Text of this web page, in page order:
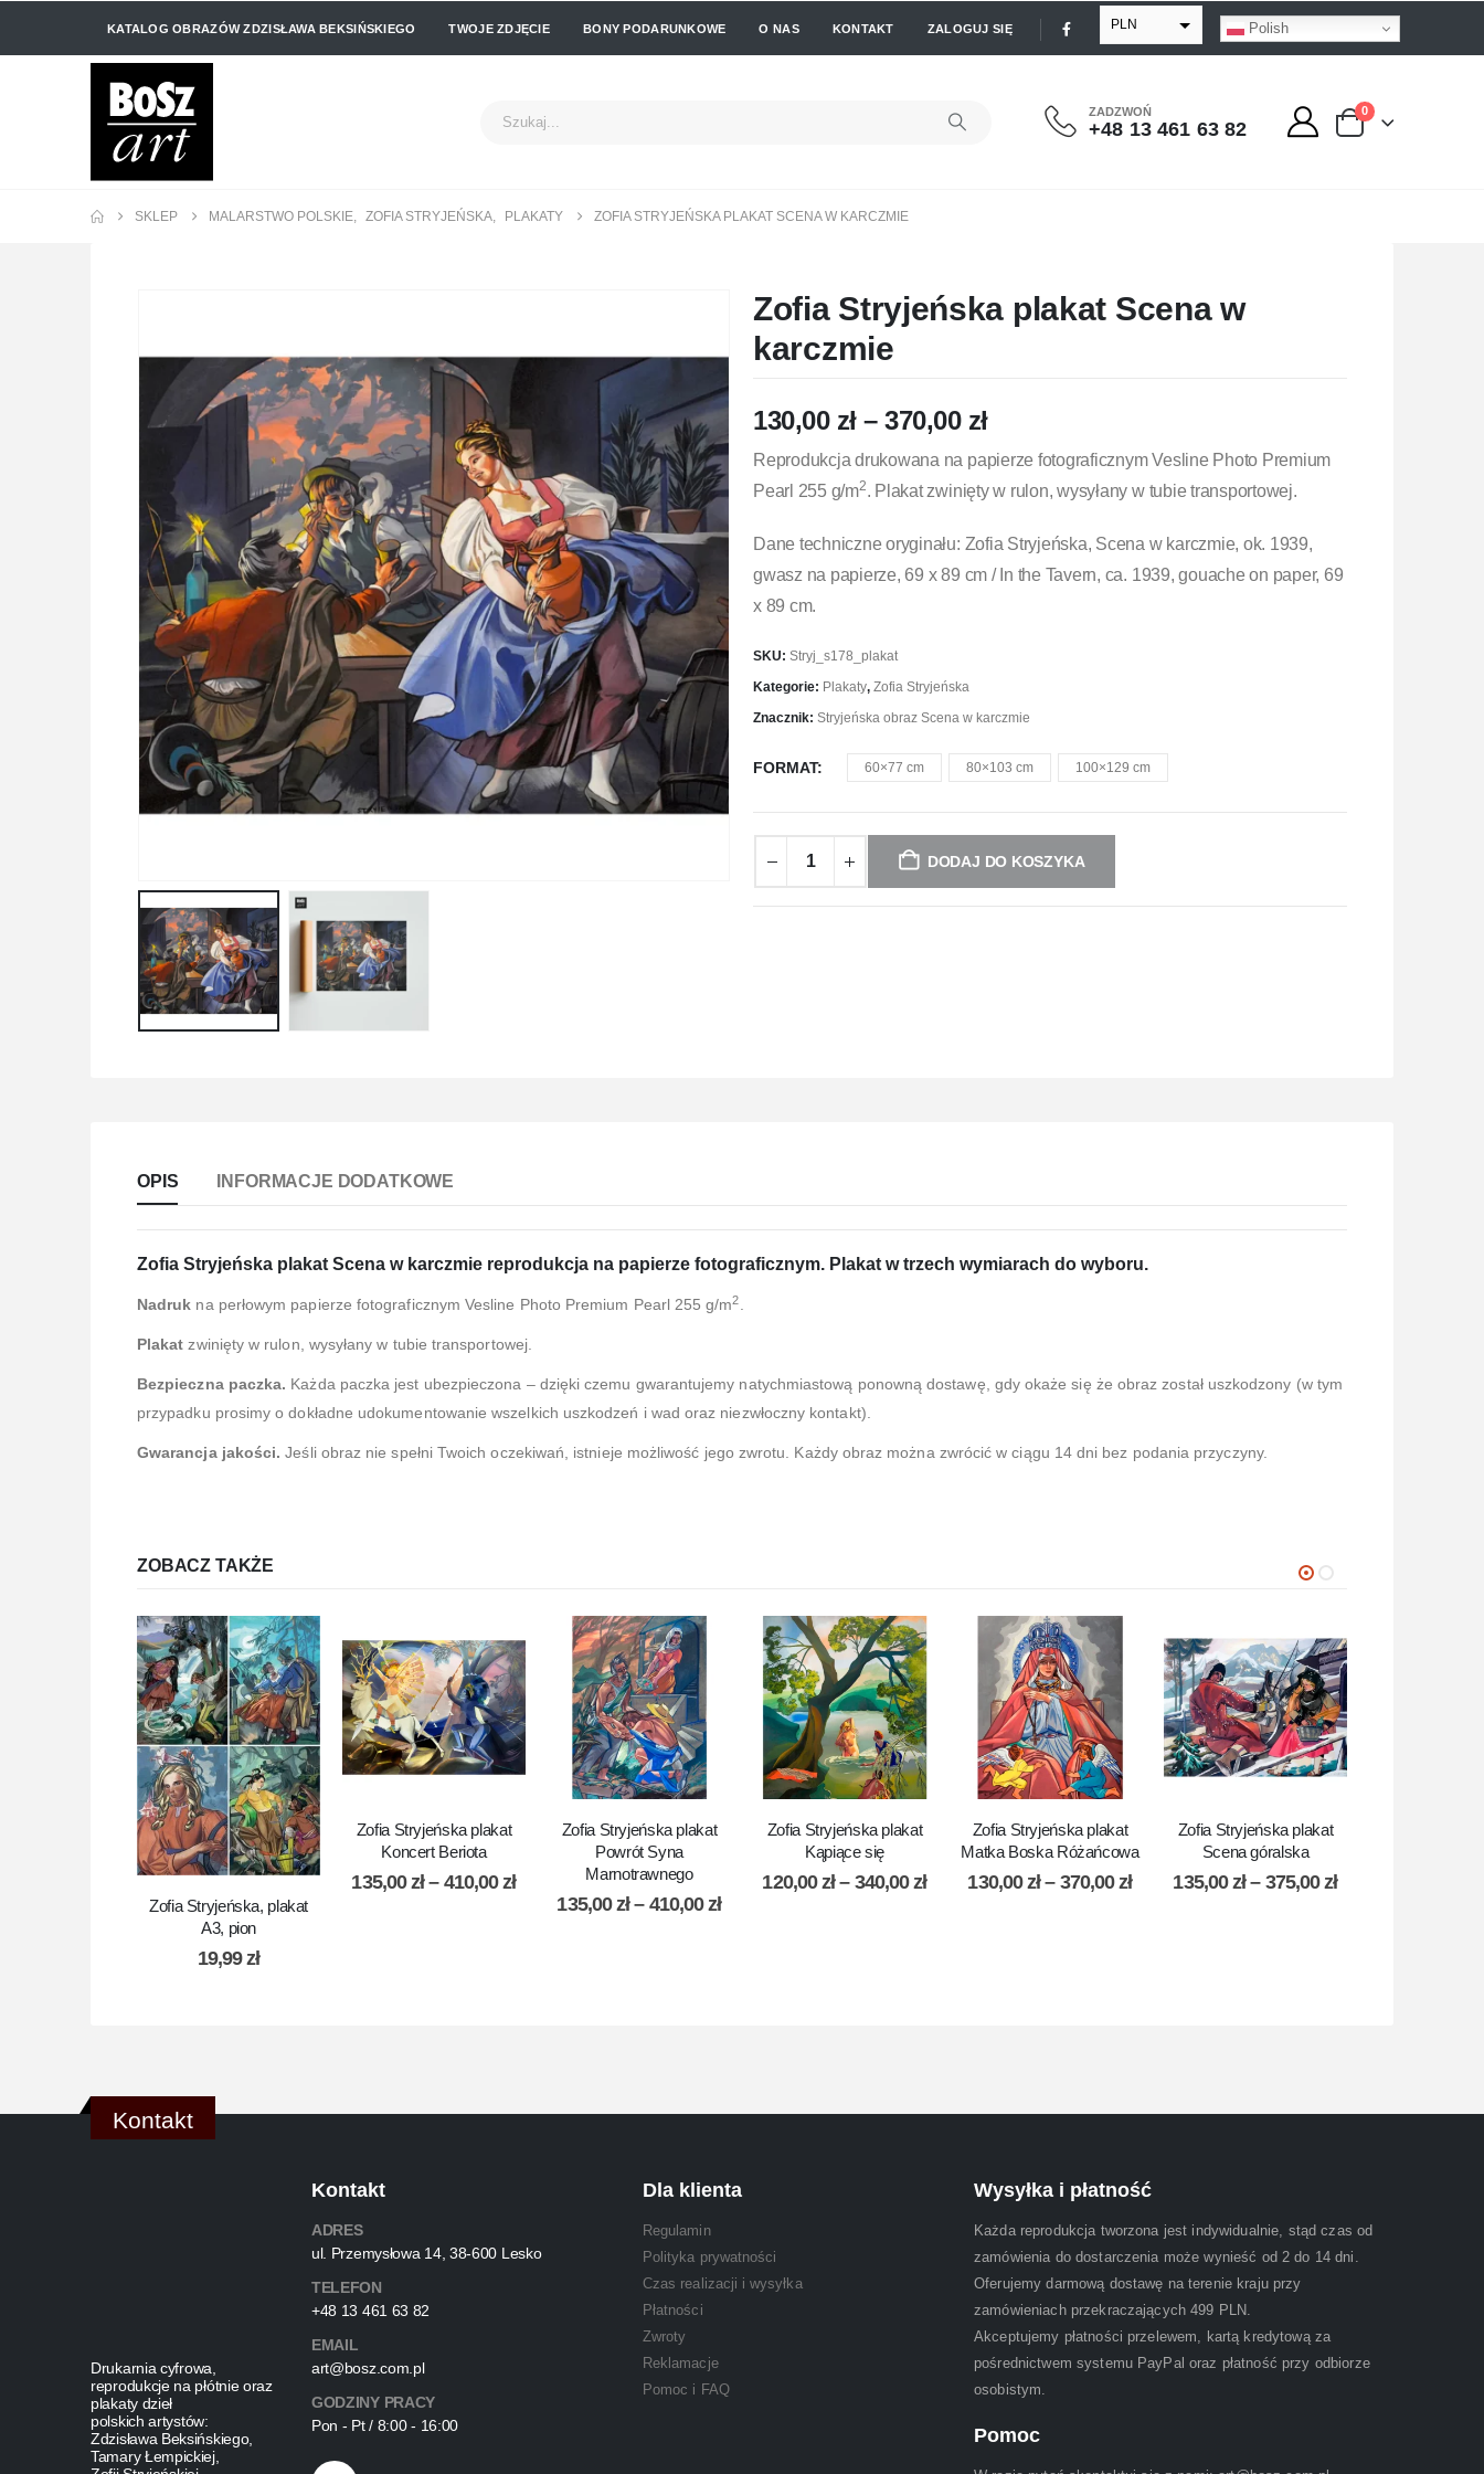
KATALOG OBRAZÓW ZDZISŁAWA BEKSIŃSKIEGO TWOJE ZDJĘCIE BONY PODARUNKOWE O NAS KONTAKT ZALOGUJ SIĘ PLN
GBP
Polish
ZADZWOŃ
+48 13 461 63 82
0
SKLEP MALARSTWO POLSKIE, ZOFIA STRYJEŃSKA, PLAKATY ZOFIA STRYJEŃSKA PLAKAT SCENA W KARCZMIE
Zofia Stryjeńska plakat Scena w
karczmie
130,00 zł – 370,00 zł
Reprodukcja drukowana na papierze fotograficznym Vesline Photo Premium
Pearl 255 g/m2. Plakat zwinięty w rulon, wysyłany w tubie transportowej.
Dane techniczne oryginału: Zofia Stryjeńska, Scena w karczmie, ok. 1939,
gwasz na papierze, 69 x 89 cm / In the Tavern, ca. 1939, gouache on paper, 69
x 89 cm.
SKU: Stryj_s178_plakat
Kategorie: Plakaty, Zofia Stryjeńska
Znacznik: Stryjeńska obraz Scena w karczmie
FORMAT 60×77 cm 80×103 cm 100×129 cm
DODAJ DO KOSZYKA
OPIS INFORMACJE DODATKOWE
Zofia Stryjeńska plakat Scena w karczmie reprodukcja na papierze fotograficznym. Plakat w trzech wymiarach do wyboru.
Nadruk na perłowym papierze fotograficznym Vesline Photo Premium Pearl 255 g/m2.
Plakat zwinięty w rulon, wysyłany w tubie transportowej.
Bezpieczna paczka. Każda paczka jest ubezpieczona – dzięki czemu gwarantujemy natychmiastową ponowną dostawę, gdy okaże się że obraz został uszkodzony (w tym
przypadku prosimy o dokładne udokumentowanie wszelkich uszkodzeń i wad oraz niezwłoczny kontakt).
Gwarancja jakości. Jeśli obraz nie spełni Twoich oczekiwań, istnieje możliwość jego zwrotu. Każdy obraz można zwrócić w ciągu 14 dni bez podania przyczyny.
ZOBACZ TAKŻE
Zofia Stryjeńska, plakat
A3, pion
19,99zł
Zofia Stryjeńska plakat
Koncert Beriota
135,00zł – 410,00zł
Zofia Stryjeńska plakat
Powrót Syna
Marnotrawnego
135,00zł – 410,00zł
Zofia Stryjeńska plakat
Kąpiące się
120,00zł – 340,00zł
Zofia Stryjeńska plakat
Matka Boska Różańcowa
130,00zł – 370,00zł
Zofia Stryjeńska plakat
Scena góralska
135,00zł – 375,00zł
Kontakt
Drukarnia cyfrowa,
reprodukcje na płótnie oraz
plakaty dzieł
polskich artystów:
Zdzisława Beksińskiego,
Tamary Łempickiej,
Kontakt
ADRES
ul. Przemysłowa 14, 38-600 Lesko
TELEFON
+48 13 461 63 82
EMAIL
art@bosz.com.pl
GODZINY PRACY
Pon - Pt / 8:00 - 16:00
Dla klienta
Regulamin
Polityka prywatności
Czas realizacji i wysyłka
Płatności
Zwroty
Reklamacje
Pomoc i FAQ
Wysyłka i płatność
Każda reprodukcja tworzona jest indywidualnie, stąd czas od
zamówienia do dostarczenia może wynieść od 2 do 14 dni.
Oferujemy darmową dostawę na terenie kraju przy
zamówieniach przekraczających 499 PLN.
Akceptujemy płatności przelewem, kartą kredytową za
pośrednictwem systemu PayPal oraz płatność przy odbiorze
osobistym.
Pomoc